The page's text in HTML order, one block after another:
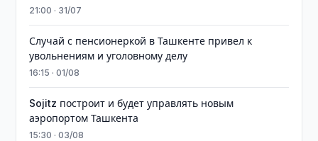
21:00 · 31/07
Случай с пенсионеркой в Ташкенте привел к
увольнениям и уголовному делу
16:15 · 01/08
Sojitz построит и будет управлять новым
аэропортом Ташкента
15:30 · 03/08